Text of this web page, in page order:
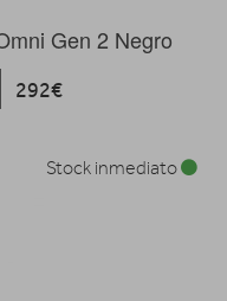
Gen 2 Negro
292€
Stock inmediato